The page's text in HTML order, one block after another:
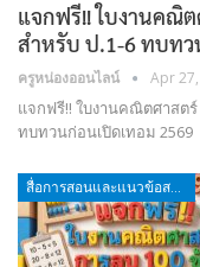
แจกฟรี!! ใบงานคณิ
สำหรับ ป.1-6 ทบทว
ครูหน่องออนไลน์ Apr
แจกฟรี!! ใบงานคณิตศาสต
ทบทวนก่อนเปิดเทอม 2569
สื่อการสอนและแนวข้อสอบ